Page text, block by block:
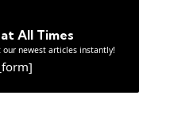
All Times
newest articles instantly!